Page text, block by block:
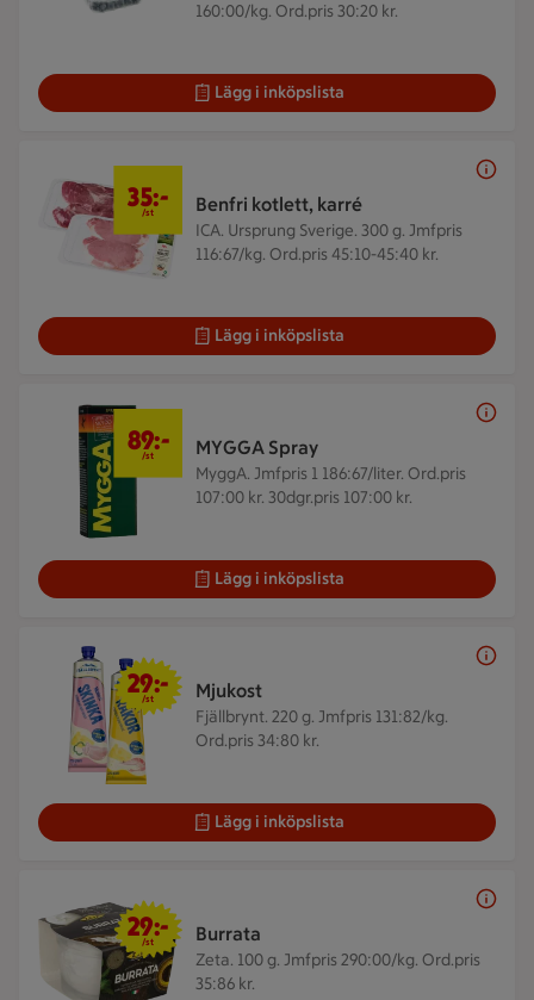
160:00/kg. Ord.pris 30:20 kr.
Lägg i inköpslista
Benfri kotlett, karré
ICA. Ursprung Sverige. 300 g. Jmfpris
116:67/kg. Ord.pris 45:10-45:40 kr.
35:-
/st
Lägg i inköpslista
MYGGA Spray
MyggA. Jmfpris 1 186:67/liter. Ord.pris
107:00 kr. 30dgr.pris 107:00 kr.
89 kr/st
89:-
/st
Lägg i inköpslista
Mjukost
Fjällbrynt. 220 g. Jmfpris 131:82/kg.
Ord.pris 34:80 kr.
29 kr/st
29:-
/st
Lägg i inköpslista
Burrata
Zeta. 100 g. Jmfpris 290:00/kg. Ord.pris
35:86 kr.
29 kr/st
29:-
/st